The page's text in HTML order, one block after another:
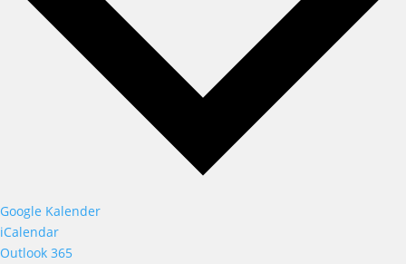
Google Kalender
iCalendar
Outlook 365